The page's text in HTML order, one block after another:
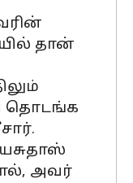
தான்
தொடங்க
அவர்